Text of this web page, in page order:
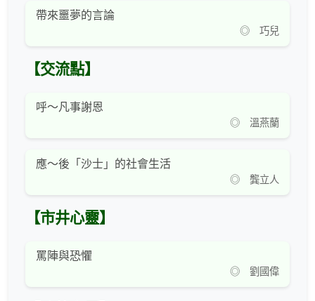
帶來噩夢的言論
◎ 巧兒
【交流點】
呼～凡事謝恩
◎ 溫燕蘭
應～後「沙士」的社會生活
◎ 龔立人
【市井心靈】
罵陣與恐懼
◎ 劉國偉